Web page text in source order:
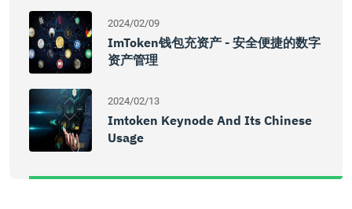
2024/02/09
ImToken钱包充资产 - 安全便捷的数字
资产管理
2024/02/13
Imtoken Keynode And Its Chinese
Usage